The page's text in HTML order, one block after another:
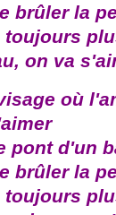
brûler la
on va
où
pont d'un
brûler la